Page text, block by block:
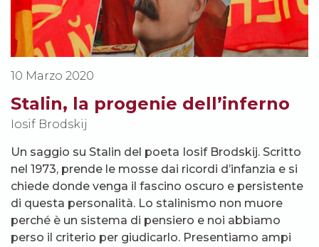
10 Marzo 2020
Stalin, la progenie dell’inferno
Iosif Brodskij
Un saggio su Stalin del poeta Iosif Brodskij. Scritto
nel 1973, prende le mosse dai ricordi d’infanzia e si
chiede donde venga il fascino oscuro e persistente
di questa personalità. Lo stalinismo non muore
perché è un sistema di pensiero e noi abbiamo
perso il criterio per giudicarlo. Presentiamo ampi